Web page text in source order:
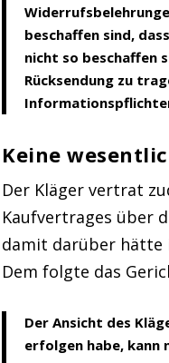
beschaffen sind,
nicht so beschaffen
Rücksendung zu
Keine
Der Kläger vertrat
Kaufvertrages über
damit darüber hätte
Dem folgte das
Der Ansicht des
erfolgen habe,